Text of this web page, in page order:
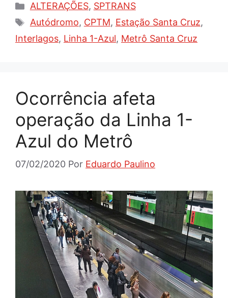
Categorias
ALTERAÇÕES, SPTRANS
Tags
Autódromo, CPTM, Estação Santa Cruz,
Interlagos, Linha 1-Azul, Metrô Santa Cruz
Ocorrência afeta
operação da Linha 1-
Azul do Metrô
07/02/2020 Por Eduardo Paulino